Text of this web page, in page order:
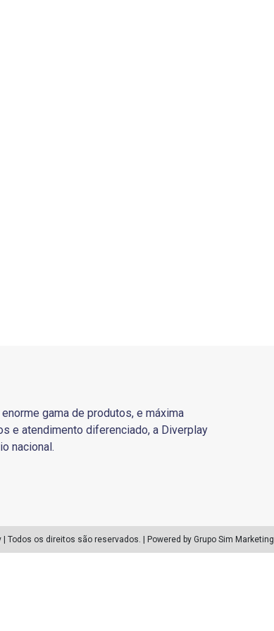
gama de produtos, e máxima
e atendimento diferenciado, a Diverplay
nacional.
| Todos os direitos são reservados. | Powered by Grupo Sim Marketing